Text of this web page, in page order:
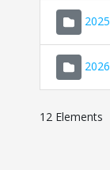
2025
2026
12 Elements